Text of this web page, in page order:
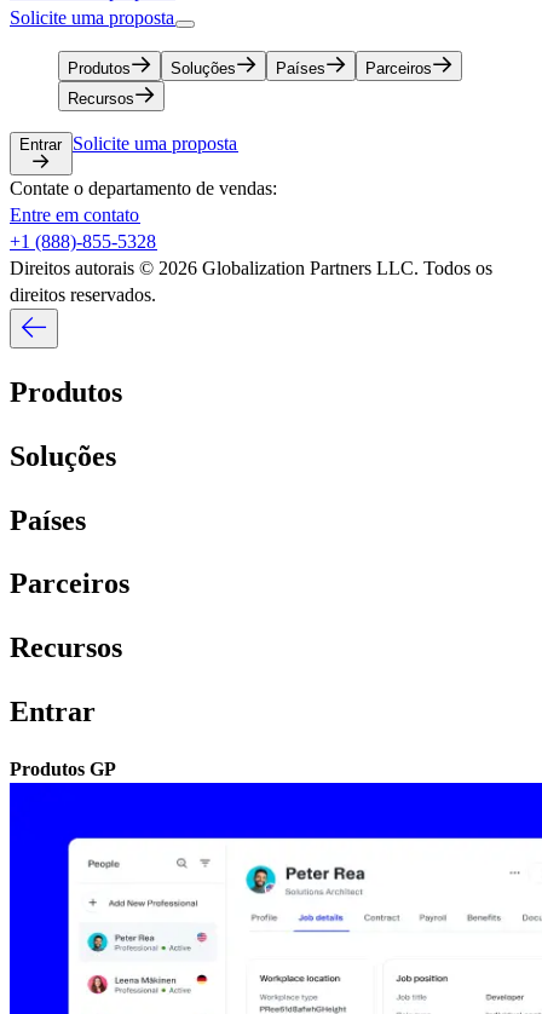
Solicite uma proposta​​
Produtos​​ Soluções​​ Países​​
Parceiros​​
Recursos​​
Entrar​​ Solicite uma proposta​​
Contate o departamento de vendas:​​
Entre em contato​​
+1 (888)-855-5328​​
Direitos autorais © 2026 Globalization Partners LLC. Todos os
direitos reservados.​​
Produtos​​
Soluções​​
Países​​
Parceiros​​
Recursos​​
Entrar​​
Produtos GP​​